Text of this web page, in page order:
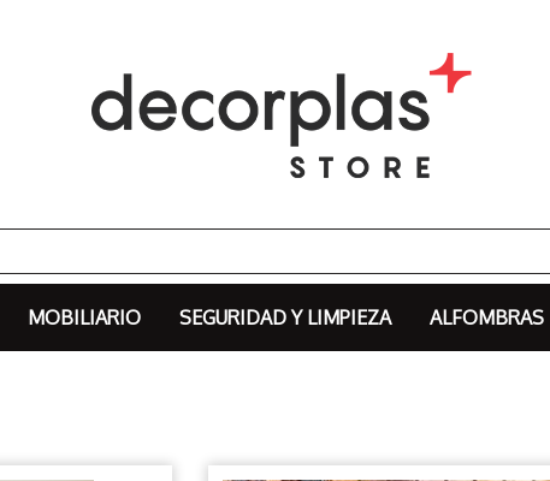
MOBILIARIO SEGURIDAD Y LIMPIEZA ALFOMBRAS